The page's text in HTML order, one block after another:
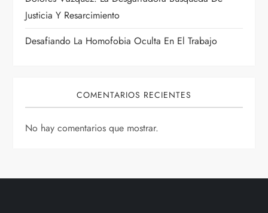
d
Justicia Y Resarcimiento
Desafiando La Homofobia Oculta En El Trabajo
COMENTARIOS RECIENTES
No hay comentarios que mostrar.